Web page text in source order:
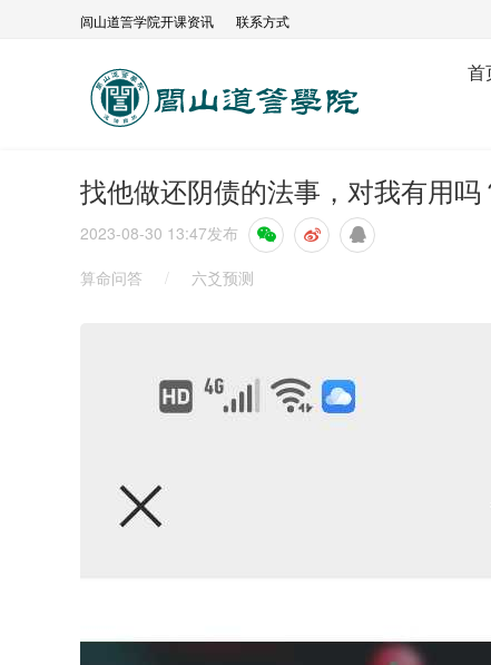
闾山道䇾学院开课资讯 联系方式
首
找他做还阴债的法事，对我有用吗
2023-08-30 13:47发布
算命问答 / 六爻预测